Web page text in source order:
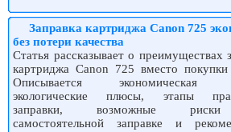
Заправка картриджа Canon 725
без потери качества
Статья рассказывает о преимуществах
картриджа Canon 725 вместо покупки
Описывается экономическая
экологические плюсы, этапы
заправки, возможные
самостоятельной заправке и